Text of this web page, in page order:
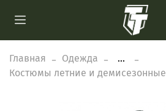
Главная Одежда
...
Костюмы летние и демисезонные